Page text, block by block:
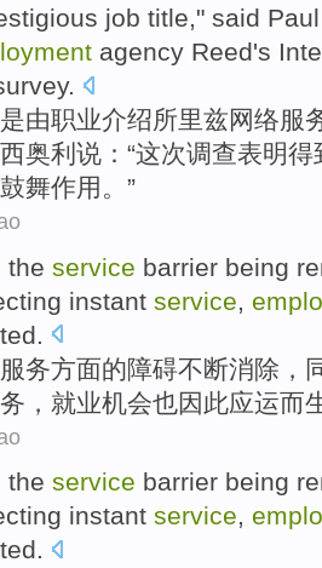
job title," said
agency Reed's
.
是由职业介绍所里兹网络服
奥利说：“这次调查表明得
舞作用。”
the service barrier being
instant service
服务方面的障碍不断消除 ，
， 就业机会也因此应运而
the service barrier being
instant service,
.